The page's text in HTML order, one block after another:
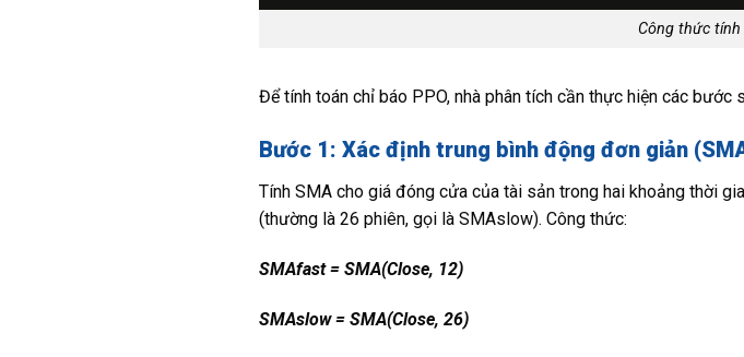
Công thức tính
Để tính toán chỉ báo PPO, nhà phân tích cần thực hiện các bước
Bước 1: Xác định trung bình động đơn giản
Tính SMA cho giá đóng cửa của tài sản trong hai khoảng thời
(thường là 26 phiên, gọi là SMAslow). Công thức:
SMAfast = SMA(Close, 12)
SMAslow = SMA(Close, 26)